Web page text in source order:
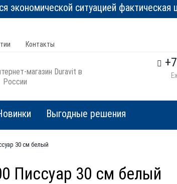
ситуацией фактическая
Контакты
магазин Duravit в
России
Выгодные решения
30 см белый
Писсуар 30 см белый